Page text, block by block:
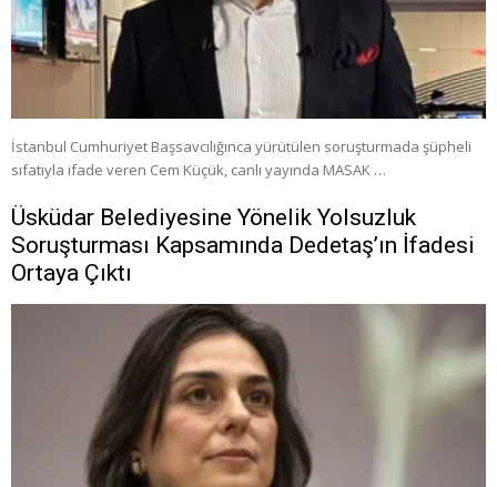
İstanbul Cumhuriyet Başsavcılığınca yürütülen soruşturmada şüpheli
sıfatıyla ifade veren Cem Küçük, canlı yayında MASAK …
Üsküdar Belediyesine Yönelik Yolsuzluk
Soruşturması Kapsamında Dedetaş’ın İfadesi
Ortaya Çıktı